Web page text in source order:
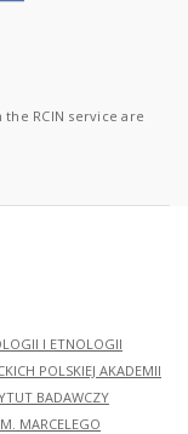
RCIN service are
I ETNOLOGII
POLSKIEJ AKADEMII
BADAWCZY
MARCELEGO